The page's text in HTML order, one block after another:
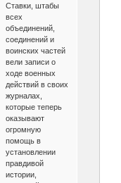
Ставки, штабы
всех
объединений,
соединений и
воинских частей
вели записи о
ходе военных
действий в своих
журналах,
которые теперь
оказывают
огромную
помощь в
установлении
правдивой
истории,